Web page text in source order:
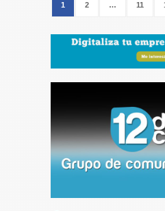
1 2 … 11